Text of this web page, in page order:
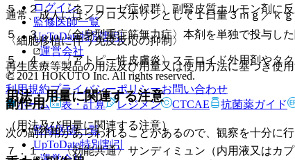
５．２． 〈ネフローゼ症候群〉副腎皮質ホルモン剤に
５．３． 〈全身型重症筋無力症〉本剤を単独で投与し
５．４． 〈アトピー性皮膚炎〉ステロイド外用剤やタ
と。
副作用
次の副作用があらわれることがあるので、観察を十分に
通常、成人にはシクロスポリンとして１日量３ｍｇ／ｋ
〈細胞移植に伴う免疫反応の抑制〉
再生医療等製品の用法及び用量又は使用方法に基づき使
用法・用量に関連する注意
（用法及び用量に関連する注意）
７．１． 〈効能共通〉サンディミュン（内用液又はカ
ログイン
監修医師一覧
UpToDate特別割引
運営会社
© 2021 HOKUTO Inc. All rights reserved.
利用規約プライバシーポリシーお問い合わせ
ホーム
表・計算 レジメン CTCAE 抗菌薬ガイド
監修医師一覧
UpToDate特別割引